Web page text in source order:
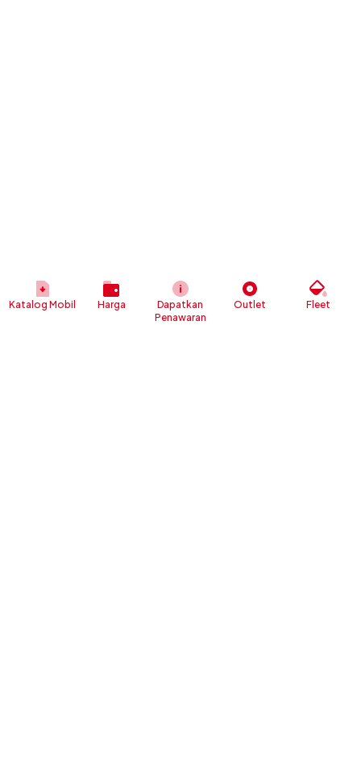
Katalog Mobil Harga
Dapatkan
Penawaran
Outlet Fleet